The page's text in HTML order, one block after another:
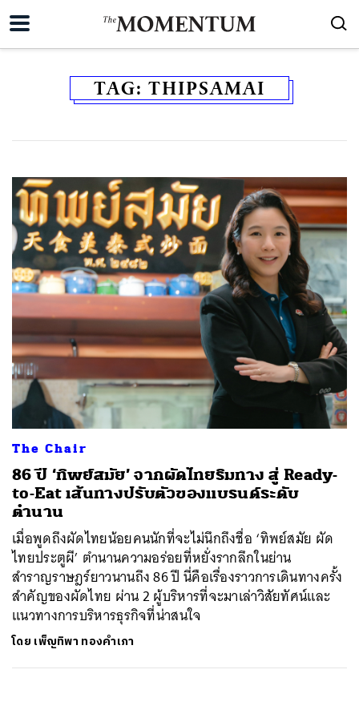
TAG: THIPSAMAI
The Chair
86 ปี ‘ทิพย์สมัย’ จากผัดไทยริมทาง สู่ Ready-
to-Eat เส้นทางปรับตัวของแบรนด์ระดับ
ตำนาน
เมื่อพูดถึงผัดไทยน้อยคนนักที่จะไม่นึกถึงชื่อ ‘ทิพย์สมัย ผัด
ไทยประตูผี’ ตำนานความอร่อยที่หยั่งรากลึกในย่าน
สำราญราษฎร์ยาวนานถึง 86 ปี นี่คือเรื่องราวการเดินทางครั้ง
สำคัญของผัดไทย ผ่าน 2 ผู้บริหารที่จะมาเล่าวิสัยทัศน์และ
แนวทางการบริหารธุรกิจที่น่าสนใจ
โดย เพ็ญทิพา ทองคำเภา
SHARE